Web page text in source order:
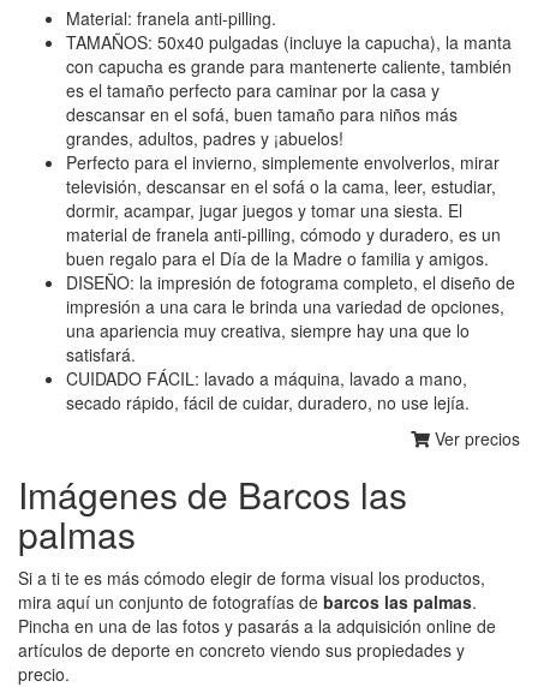
Material: franela anti-pilling.
TAMAÑOS: 50x40 pulgadas (incluye la capucha), la manta
con capucha es grande para mantenerte caliente, también
es el tamaño perfecto para caminar por la casa y
descansar en el sofá, buen tamaño para niños más
grandes, adultos, padres y ¡abuelos!
Perfecto para el invierno, simplemente envolverlos, mirar
televisión, descansar en el sofá o la cama, leer, estudiar,
dormir, acampar, jugar juegos y tomar una siesta. El
material de franela anti-pilling, cómodo y duradero, es un
buen regalo para el Día de la Madre o familia y amigos.
DISEÑO: la impresión de fotograma completo, el diseño de
impresión a una cara le brinda una variedad de opciones,
una apariencia muy creativa, siempre hay una que lo
satisfará.
CUIDADO FÁCIL: lavado a máquina, lavado a mano,
secado rápido, fácil de cuidar, duradero, no use lejía.
Ver precios
Imágenes de Barcos las
palmas
Si a ti te es más cómodo elegir de forma visual los productos,
mira aquí un conjunto de fotografías de barcos las palmas.
Pincha en una de las fotos y pasarás a la adquisición online de
artículos de deporte en concreto viendo sus propiedades y
precio.